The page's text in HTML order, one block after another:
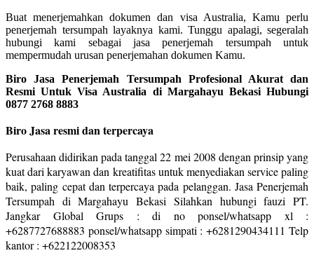
Buat menerjemahkan dokumen dan visa Australia, Kamu perlu
penerjemah tersumpah layaknya kami. Tunggu apalagi, segeralah
hubungi kami sebagai jasa penerjemah tersumpah untuk
mempermudah urusan penerjemahan dokumen Kamu.
Biro Jasa Penerjemah Tersumpah Profesional Akurat dan
Resmi Untuk Visa Australia di Margahayu Bekasi Hubungi
0877 2768 8883
Biro Jasa resmi dan terpercaya
Perusahaan didirikan pada tanggal 22 mei 2008 dengan prinsip yang
kuat dari karyawan dan kreatifitas untuk menyediakan service paling
baik, paling cepat dan terpercaya pada pelanggan. Jasa Penerjemah
Tersumpah di Margahayu Bekasi Silahkan hubungi fauzi PT.
Jangkar Global Grups : di no ponsel/whatsapp xl :
+6287727688883 ponsel/whatsapp simpati : +6281290434111 Telp
kantor : +622122008353